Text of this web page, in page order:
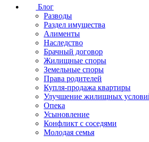
Блог
Разводы
Раздел имущества
Алименты
Наследство
Брачный договор
Жилищные споры
Земельные споры
Права родителей
Купля-продажа квартиры
Улучшение жилищных
Опека
Усыновление
Конфликт с соседями
Молодая семья